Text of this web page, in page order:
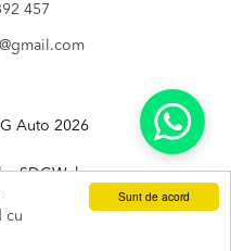
Sunt de acord
cu
457
Auto 2026
SDGWebs